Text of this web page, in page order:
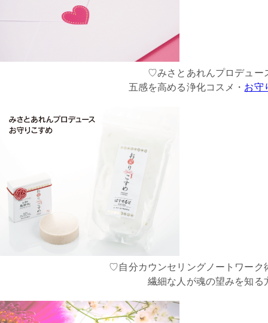
♡みさとあれんプロデュー
五感を高める浄化コスメ・ お守
♡自分カウンセリングノートワーク
繊細な人が魂の望みを知る